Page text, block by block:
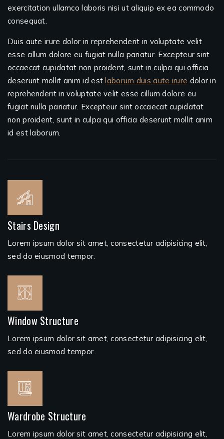
exercitation ullamco laboris nisi ut aliquip ex ea commodo
consequat.
Duis aute irure dolor in reprehenderit in voluptate velit
esse cillum dolore eu fugiat nulla pariatur. Excepteur sint
occaecat cupidatat non proident, sunt in culpa qui officia
deserunt mollit anim id estlaborum duis aute irure dolor in
reprehenderit in voluptate velit esse cillum dolore eu
fugiat nulla pariatur. Excepteur sint occaecat cupidatat
non proident, sunt in culpa qui officia deserunt mollit anim
id est laborum.
Stairs Design
Lorem ipsum dolor sit amet, consectetur adipisicing elit,
sed do eiusmod tempor.
Window Structure
Lorem ipsum dolor sit amet, consectetur adipisicing elit,
sed do eiusmod tempor.
Wardrobe Structure
Lorem ipsum dolor sit amet, consectetur adipisicing elit,